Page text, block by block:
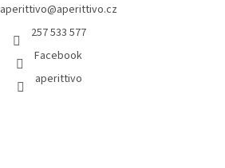
aperittivo@aperittivo.cz
257 533 577
Facebook
aperittivo